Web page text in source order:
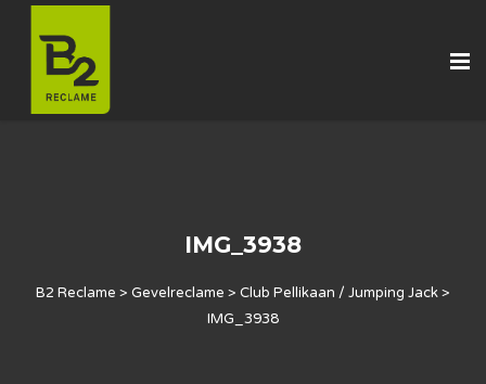
IMG_3938
B2 Reclame > Gevelreclame > Club Pellikaan / Jumping Jack>
IMG_3938